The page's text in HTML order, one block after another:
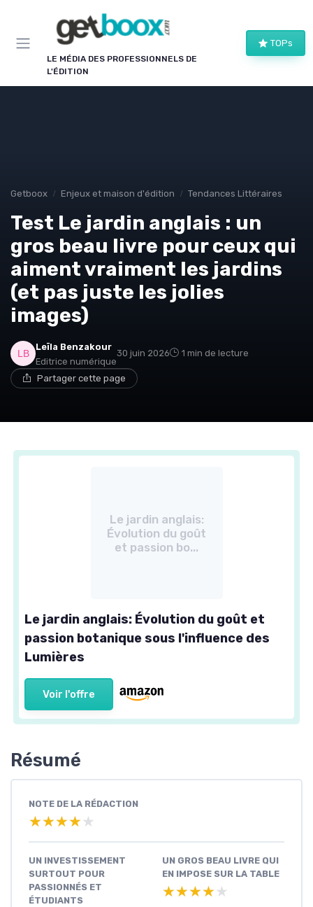
LE MÉDIA DES PROFESSIONNELS DE
L'ÉDITION
TOPs
Getboox Enjeux et maison d'édition Tendances Littéraires
Test Le jardin anglais : un
gros beau livre pour ceux qui
aiment vraiment les jardins
(et pas juste les jolies
images)
Leïla Benzakour
Editrice numérique
30 juin 2026 1 min de lecture
Partager cette page
Le jardin anglais:
Évolution du goût
et passion bo...
Le jardin anglais: Évolution du goût et
passion botanique sous l'influence des
Lumières
Voir l'offre
Résumé
NOTE DE LA RÉDACTION
★★★★★
★★★★★
UN INVESTISSEMENT
SURTOUT POUR
PASSIONNÉS ET
ÉTUDIANTS
UN GROS BEAU LIVRE QUI
EN IMPOSE SUR LA TABLE
★★★★★
★★★★★